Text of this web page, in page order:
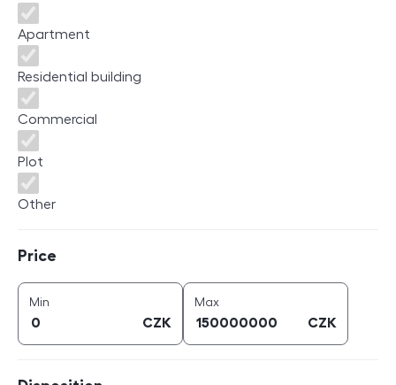
Apartment
Residential building
Commercial
Plot
Other
Price
Min
CZK
Maxprice (
CZK